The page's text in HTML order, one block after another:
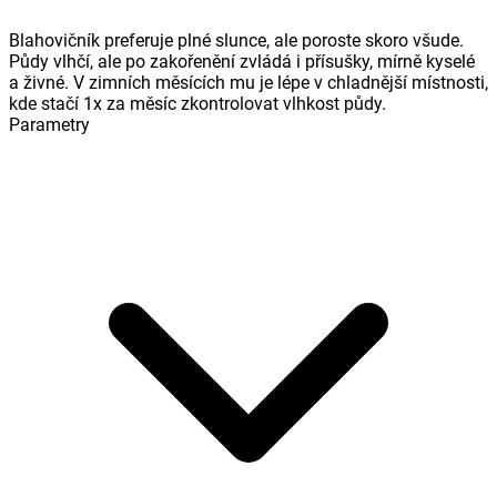
Blahovičník preferuje plné slunce, ale poroste skoro všude.
Půdy vlhčí, ale po zakořenění zvládá i přísušky, mírně kyselé
a živné. V zimních měsících mu je lépe v chladnější místnosti,
kde stačí 1x za měsíc zkontrolovat vlhkost půdy.
Parametry